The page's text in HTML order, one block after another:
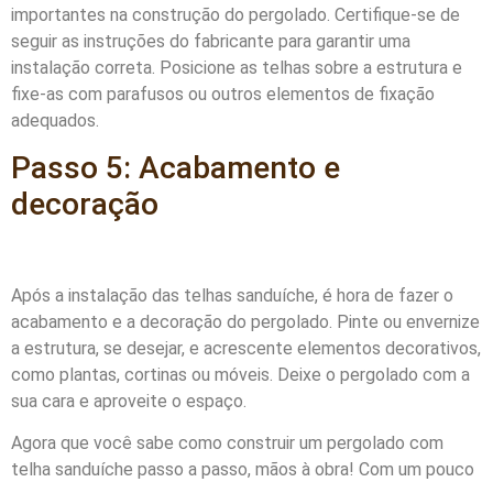
importantes na construção do pergolado. Certifique-se de
seguir as instruções do fabricante para garantir uma
instalação correta. Posicione as telhas sobre a estrutura e
fixe-as com parafusos ou outros elementos de fixação
adequados.
Passo 5: Acabamento e
decoração
Após a instalação das telhas sanduíche, é hora de fazer o
acabamento e a decoração do pergolado. Pinte ou envernize
a estrutura, se desejar, e acrescente elementos decorativos,
como plantas, cortinas ou móveis. Deixe o pergolado com a
sua cara e aproveite o espaço.
Agora que você sabe como construir um pergolado com
telha sanduíche passo a passo, mãos à obra! Com um pouco